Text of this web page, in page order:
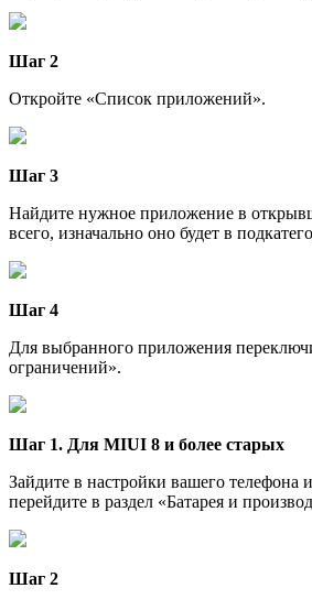
Шаг 2
Откройте «Список приложений».
Шаг 3
Найдите нужное приложение в
всего, изначально оно будет в
Шаг 4
Для выбранного приложения
ограничений».
Шаг 1. Для MIUI 8 и более старых
Зайдите в настройки вашего телефона
перейдите в раздел «Батарея и
Шаг 2